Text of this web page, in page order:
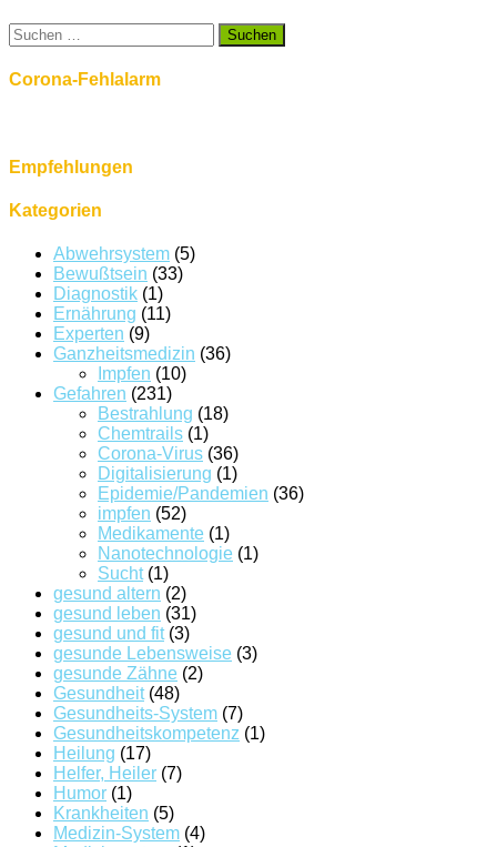
Suchen
nach:
Corona-Fehlalarm
Empfehlungen
Kategorien
Abwehrsystem (5)
Bewußtsein (33)
Diagnostik (1)
Ernährung (11)
Experten (9)
Ganzheitsmedizin (36)
Impfen (10)
Gefahren (231)
Bestrahlung (18)
Chemtrails (1)
Corona-Virus (36)
Digitalisierung (1)
Epidemie/Pandemien (36)
impfen (52)
Medikamente (1)
Nanotechnologie (1)
Sucht(1)
gesund altern (2)
gesund leben (31)
gesund und fit(3)
gesunde Lebensweise (3)
gesunde Zähne (2)
Gesundheit(48)
Gesundheits-System (7)
Gesundheitskompetenz (1)
Heilung (17)
Helfer, Heiler (7)
Humor (1)
Krankheiten (5)
Medizin-System (4)